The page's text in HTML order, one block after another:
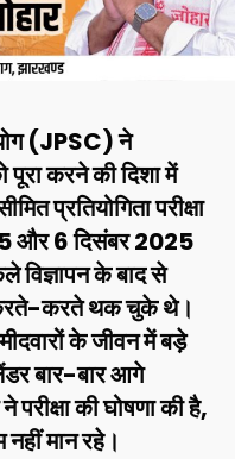
(JPSC) ने
करने की दिशा में
प्रतियोगिता परीक्षा
5 और 6 दिसंबर 2025
विज्ञापन के बाद से
करते-करते थक चुके थे।
के जीवन में बड़े
बार-बार आगे
की घोषणा की है,
मान रहे।